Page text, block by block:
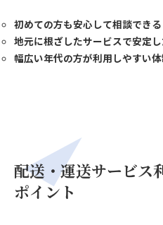
初めての方も安心して相談できる
地元に根ざしたサービスで安定
幅広い年代の方が利用しやすい
配送・運送サービス
ポイント